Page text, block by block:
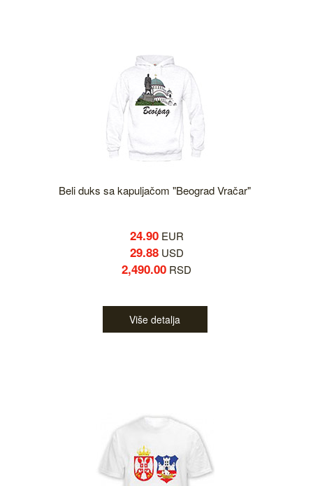
Beli duks sa kapuljačom "Beograd Vračar"
24.90EUR
29.88USD
2,490.00 RSD
Više detalja